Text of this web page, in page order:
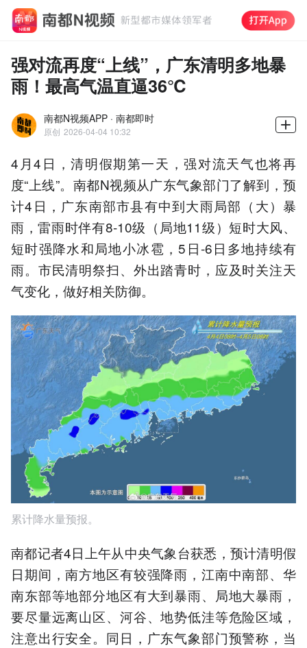
强对流再度“上线”，广东清明多地暴
雨！最高气温直逼36℃
南都N视频APP · 南都即时
原创 2026-04-04 10:32
4月4日，清明假期第一天，强对流天气也将再
度“上线”。南都N视频从广东气象部门了解到，预
计4日，广东南部市县有中到大雨局部（大）暴
雨，雷雨时伴有8-10级（局地11级）短时大风、
短时强降水和局地小冰雹，5日-6日多地持续有
雨。市民清明祭扫、外出踏青时，应及时关注天
气变化，做好相关防御。
累计降水量预报。
南都记者4日上午从中央气象台获悉，预计清明假
日期间，南方地区有较强降雨，江南中南部、华
南东部等地部分地区有大到暴雨、局地大暴雨，
要尽量远离山区、河谷、地势低洼等危险区域，
注意出行安全。同日，广东气象部门预警称，当